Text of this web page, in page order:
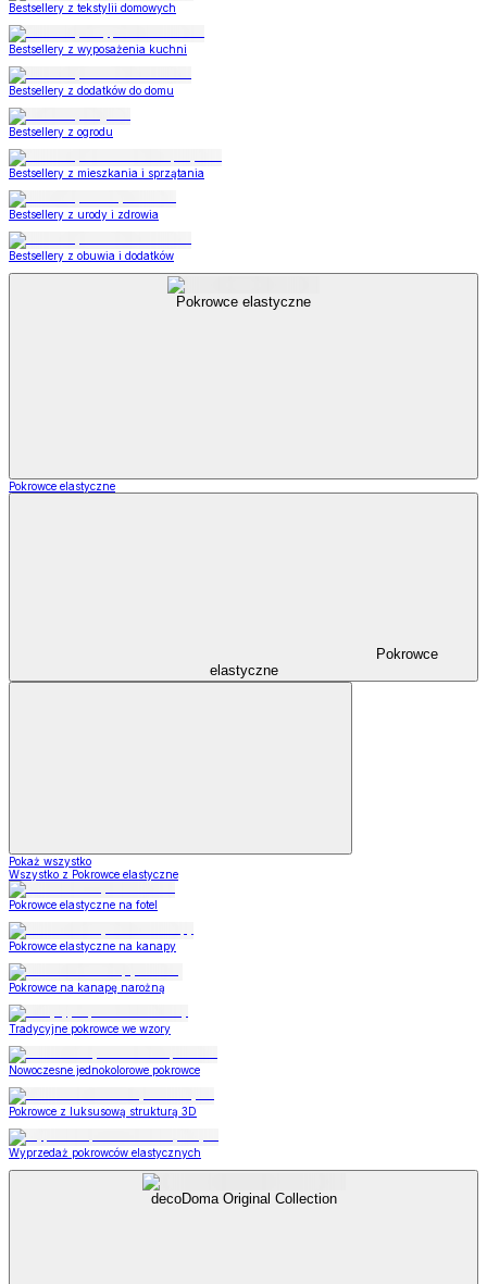
Bestsellery z tekstylii domowych
Bestsellery z wyposażenia kuchni
Bestsellery z dodatków do domu
Bestsellery z ogrodu
Bestsellery z mieszkania i sprzątania
Bestsellery z urody i zdrowia
Bestsellery z obuwia i dodatków
Pokrowce elastyczne
Pokrowce elastyczne
Pokrowce
elastyczne
Pokaż wszystko
Wszystko z Pokrowce elastyczne
Pokrowce elastyczne na fotel
Pokrowce elastyczne na kanapy
Pokrowce na kanapę narożną
Tradycyjne pokrowce we wzory
Nowoczesne jednokolorowe pokrowce
Pokrowce z luksusową strukturą 3D
Wyprzedaż pokrowców elastycznych
decoDoma Original Collection